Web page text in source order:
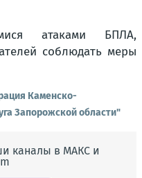
атаками БПЛА,
соблюдать меры
Каменско-
Запорожской области"
каналы в МАКС и